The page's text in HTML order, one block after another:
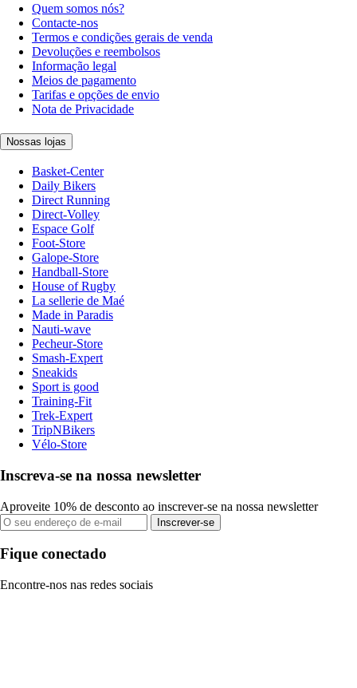
Quem somos nós?
Contacte-nos
Termos e condições gerais de venda
Devoluções e reembolsos
Informação legal
Meios de pagamento
Tarifas e opções de envio
Nota de Privacidade
Nossas lojas
Basket-Center
Daily Bikers
Direct Running
Direct-Volley
Espace Golf
Foot-Store
Galope-Store
Handball-Store
House of Rugby
La sellerie de Maé
Made in Paradis
Nauti-wave
Pecheur-Store
Smash-Expert
Sneakids
Sport is good
Training-Fit
Trek-Expert
TripNBikers
Vélo-Store
Inscreva-se na nossa newsletter
Aproveite 10% de desconto ao inscrever-se na nossa newsletter
Inscrever-se
Fique conectado
Encontre-nos nas redes sociais